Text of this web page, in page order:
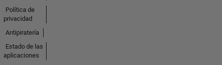
Política de
privacidad
Antipiratería
Estado de las
aplicaciones